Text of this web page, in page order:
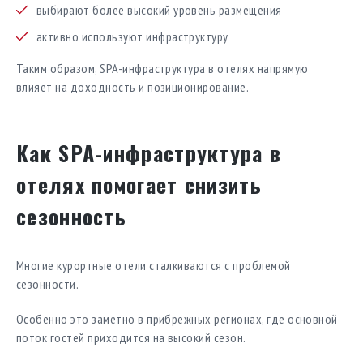
выбирают более высокий уровень размещения
активно используют инфраструктуру
Таким образом, SPA-инфраструктура в отелях напрямую
влияет на доходность и позиционирование.
Как SPA-инфраструктура в
отелях помогает снизить
сезонность
Многие курортные отели сталкиваются с проблемой
сезонности.
Особенно это заметно в прибрежных регионах, где основной
поток гостей приходится на высокий сезон.